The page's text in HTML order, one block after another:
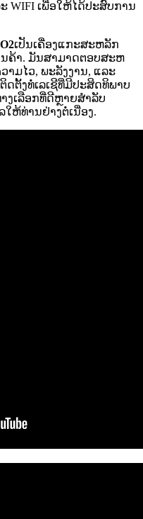
WIFI ເພື່ອໃຫ້ໄດ້ປະສົບການ
ເປັນເຄື່ອງແກະສະຫລັກ
ນຄ້າ. ມັນສາມາດຕອບສະຫ
າມໄວ, ພະລັງງານ, ແລະ
ດຕັ້ງທໍ່ເລເຊີທີ່ມີປະສິດທິພາບ
ງເລືອກທີ່ດີຫຼາຍສໍາລັບ
ຫ້ທ່ານຢ່າງຕໍ່ເນື່ອງ.